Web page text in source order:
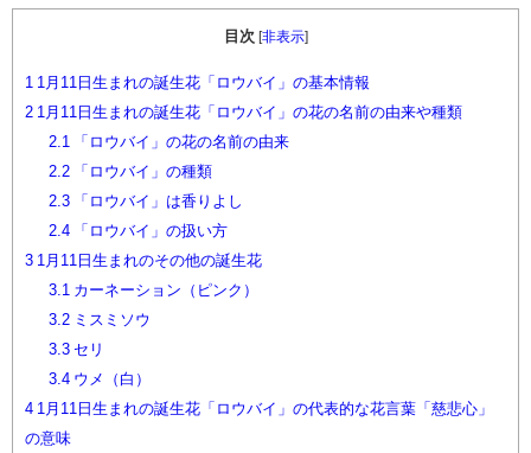
目次 [非表示]
1 1月11日生まれの誕生花「ロウバイ」の基本情報
2 1月11日生まれの誕生花「ロウバイ」の花の名前の由来や種類
2.1
「ロウバイ」の花の名前の由来
2.2「ロウバイ」の種類
2.3「ロウバイ」は香りよし
2.4「ロウバイ」の扱い方
3 1月11日生まれのその他の誕生花
3.1 カーネーション（ピンク）
3.2ミスミソウ
3.3セリ
3.4ウメ（白）
4 1月11日生まれの誕生花「ロウバイ」の代表的な花言葉「慈悲心」
の意味